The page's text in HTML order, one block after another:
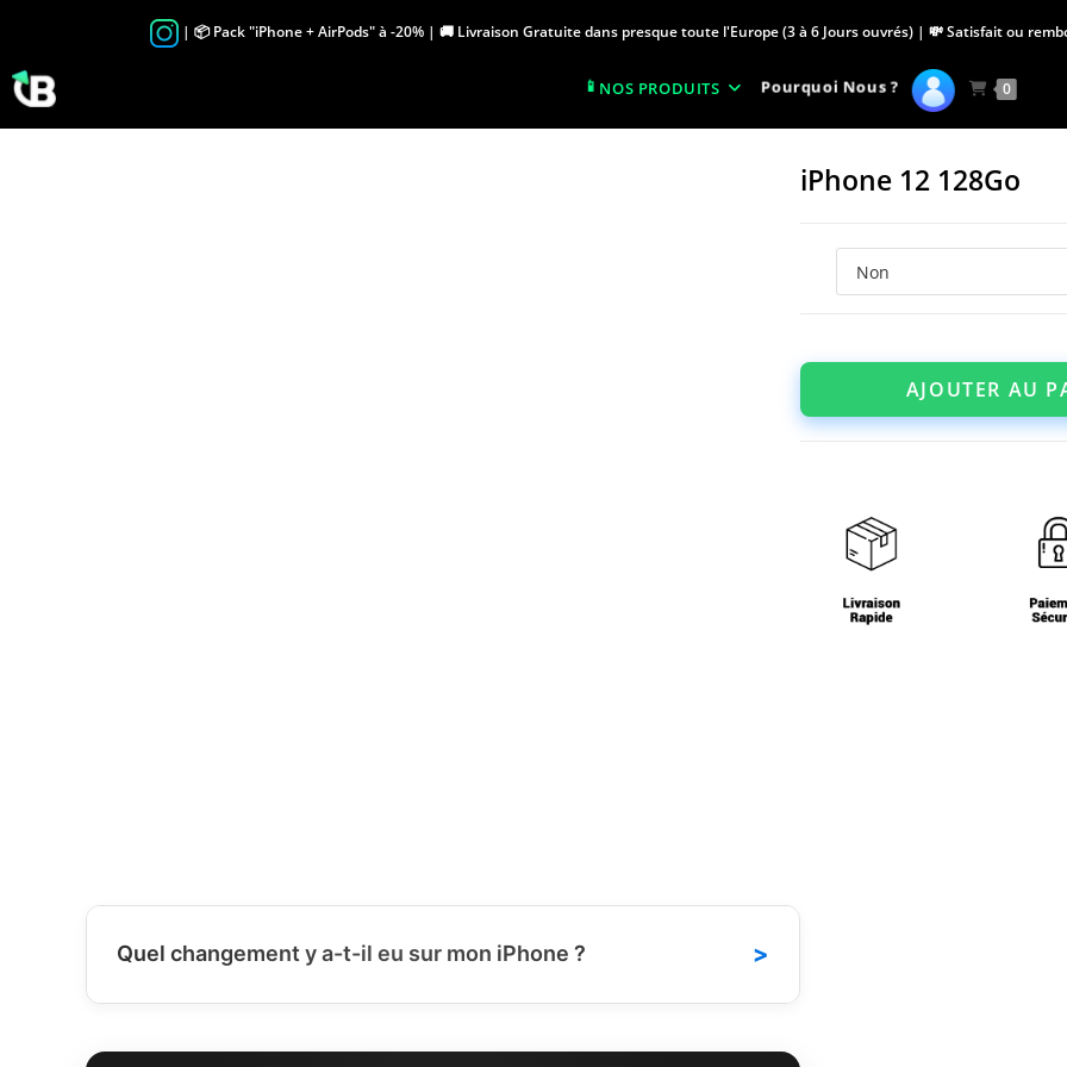
content
| 📦 Pack "iPhone + AirPods" à -20% | 🚚 Livraison Gratuite dans presque toute l'Europe (3 à 6 Jours ouvrés) | 💸 Satisfait ou
NOS PRODUITS Pourquoi Nous ? 0
Quel changement y a-t-il eu sur mon iPhone ? >
iPhone 12 128Go
AJOUTER AU